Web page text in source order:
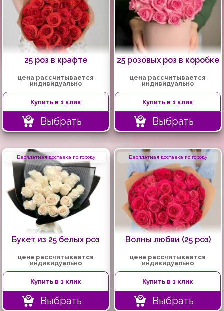
25 роз в крафте
цена рассчитывается
индивидуально
Купить в 1 клик
Выбрать
25 розовых роз в коробке
цена рассчитывается
индивидуально
Купить в 1 клик
Выбрать
Бесплатная доставка по городу
Букет из 25 белых роз
цена рассчитывается
индивидуально
Купить в 1 клик
Выбрать
Бесплатная доставка по городу
Волны любви (25 роз)
цена рассчитывается
индивидуально
Купить в 1 клик
Выбрать